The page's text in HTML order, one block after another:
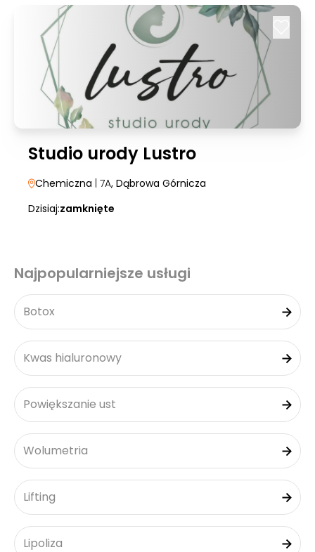
Studio urody Lustro
Chemiczna | 7A, Dąbrowa Górnicza
Dzisiaj:zamknięte
Najpopularniejsze usługi
Botox
Kwas hialuronowy
Powiększanie ust
Wolumetria
Lifting
Lipoliza